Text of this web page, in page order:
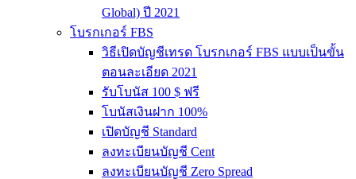
Global) ปี 2021
โบรกเกอร์ FBS
วิธีเปิดบัญชีเทรด โบรกเกอร์ FBS แบบเป็นขั้น
ตอนละเอียด 2021
รับโบนัส 100 $ ฟรี
โบนัสเงินฝาก 100%
เปิดบัญชี Standard
ลงทะเบียนบัญชี Cent
ลงทะเบียนบัญชี Zero Spread